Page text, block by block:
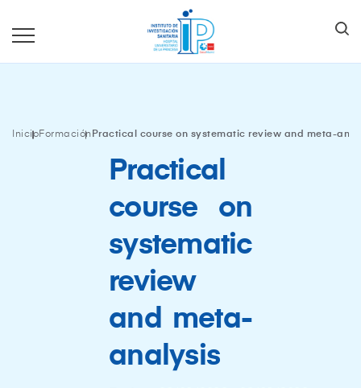
InicioFormación Practical course on systematic review and meta-
Practical
course on
systematic
review
and meta-
analysis